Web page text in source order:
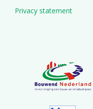
Privacy statement